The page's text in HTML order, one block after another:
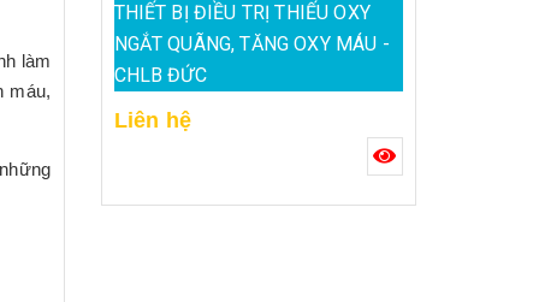
làm
máu,
THIẾT BỊ ĐIỀU TRỊ THIẾU OXY
NGẮT QUÃNG, TĂNG OXY MÁU -
CHLB ĐỨC
Liên hệ